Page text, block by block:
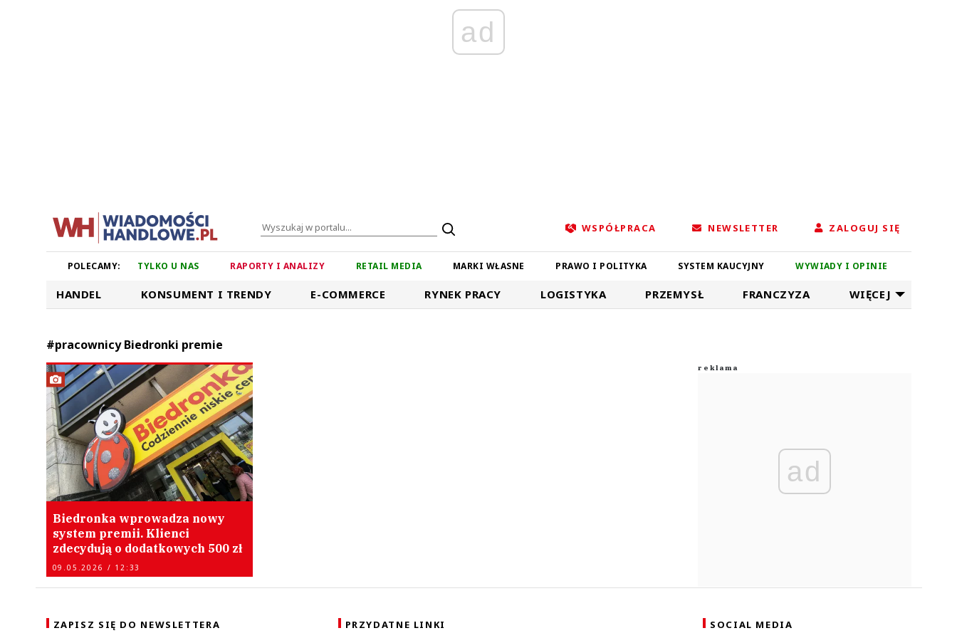
ad
WSPÓŁPRACA NEWSLETTER ZALOGUJ SIĘ
POLECAMY: TYLKO U NAS RAPORTY I ANALIZY RETAIL MEDIA MARKI WŁASNE PRAWO I POLITYKA SYSTEM KAUCYJNY WYWIADY I OPINIE
HANDEL KONSUMENT I TRENDY E-COMMERCE RYNEK PRACY LOGISTYKA PRZEMYSŁ FRANCZYZA WIĘCEJ
#pracownicy Biedronki premie
Biedronka wprowadza nowy
system premii. Klienci
zdecydują o dodatkowych 500 zł
09.05.2026 / 12:33
ad
ZAPISZ SIĘ DO NEWSLETTERA PRZYDATNE LINKI SOCIAL MEDIA